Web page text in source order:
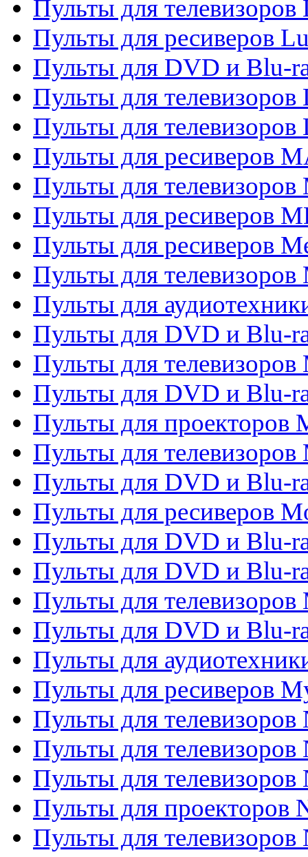
Пульты для
Пульты для ресиверов
Пульты для DVD и Blu-
Пульты для телевизоров
Пульты для телевизоров
Пульты для ресиверов
Пульты для телевизоров
Пульты для ресиверов
Пульты для ресиверов
Пульты для телевизоров
Пульты для
Пульты для DVD и Blu-
Пульты для
Пульты для DVD и Blu-
Пульты для проекторов
Пульты для
Пульты для DVD и Blu-
Пульты для ресиверов
Пульты для DVD и Blu-
Пульты для DVD и Blu-
Пульты для телевизоров
Пульты для DVD и Blu-
Пульты для
Пульты для ресиверов
Пульты для телевизоров
Пульты для телевизоров
Пульты для телевизоров
Пульты для проекторов
Пульты для телевизоров